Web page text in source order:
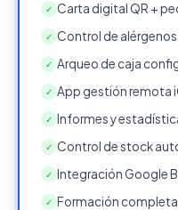
✓ Carta digital QR +
✓ Control de
✓ Arqueo de caja
✓ App gestión remota
✓ Informes y
✓ Control de stock
✓ Integración Google
✓ Formación